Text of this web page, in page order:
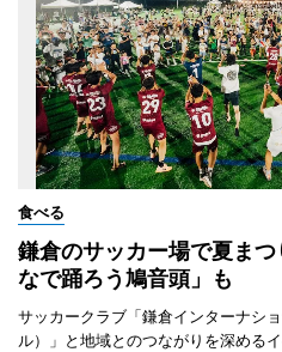
食べる
鎌倉のサッカー場で夏ま
なで踊ろう鳩音頭」も
サッカークラブ「鎌倉インターナシ
ル）」と地域とのつながりを深める